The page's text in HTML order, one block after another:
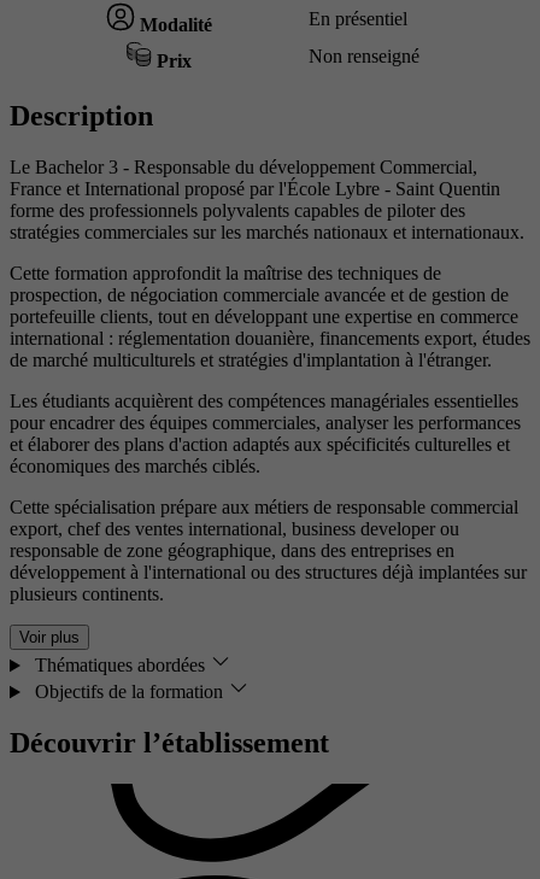
Modalité En présentiel
Prix Non renseigné
Description
Le Bachelor 3 - Responsable du développement Commercial,
France et International proposé par l'École Lybre - Saint Quentin
forme des professionnels polyvalents capables de piloter des
stratégies commerciales sur les marchés nationaux et internationaux.
Cette formation approfondit la maîtrise des techniques de
prospection, de négociation commerciale avancée et de gestion de
portefeuille clients, tout en développant une expertise en commerce
international : réglementation douanière, financements export, études
de marché multiculturels et stratégies d'implantation à l'étranger.
Les étudiants acquièrent des compétences managériales essentielles
pour encadrer des équipes commerciales, analyser les performances
et élaborer des plans d'action adaptés aux spécificités culturelles et
économiques des marchés ciblés.
Cette spécialisation prépare aux métiers de responsable commercial
export, chef des ventes international, business developer ou
responsable de zone géographique, dans des entreprises en
développement à l'international ou des structures déjà implantées sur
plusieurs continents.
Voir plus
Thématiques abordées
Objectifs de la formation
Découvrir l’établissement